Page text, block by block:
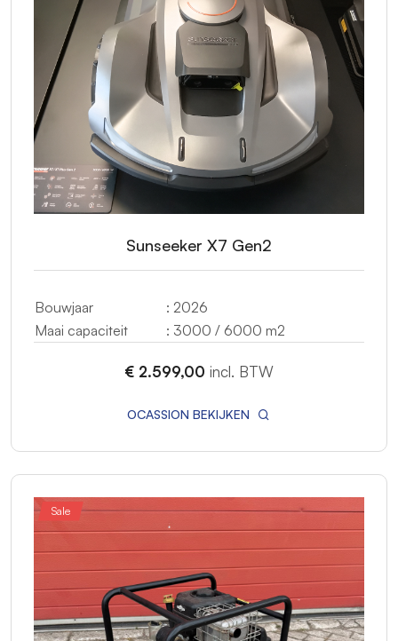
Sunseeker X7 Gen2
Bouwjaar
: 2026
Maai capaciteit
: 3000 / 6000 m2
€ 2.599,00 incl. BTW
OCASSION BEKIJKEN
Sale